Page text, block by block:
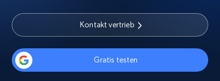
Kontakt vertrieb
Gratis testen